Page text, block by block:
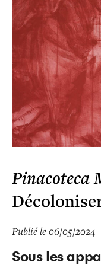
Pinacoteca
Publié le 06/05/2024
Sous les